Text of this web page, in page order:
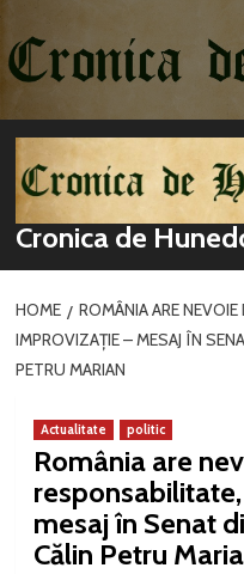
la
conținut
Cronica de
HOME
ROMÂNIA ARE
IMPROVIZAȚIE – MESAJ ÎN
PETRU MARIAN
Actualitate politic
România are
mesaj în Senat
Călin Petru